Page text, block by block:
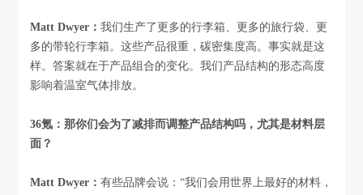
Matt Dwyer：我们生产了更多的行李箱、更多的旅行袋、更
多的带轮行李箱。这些产品很重，碳密集度高。事实就是这
样。答案就在于产品组合的变化。我们产品结构的形态高度
影响着温室气体排放。
36氪：那你们会为了减排而调整产品结构吗，尤其是材料层
面？
Matt Dwyer：有些品牌会说：“我们会用世界上最好的材料，